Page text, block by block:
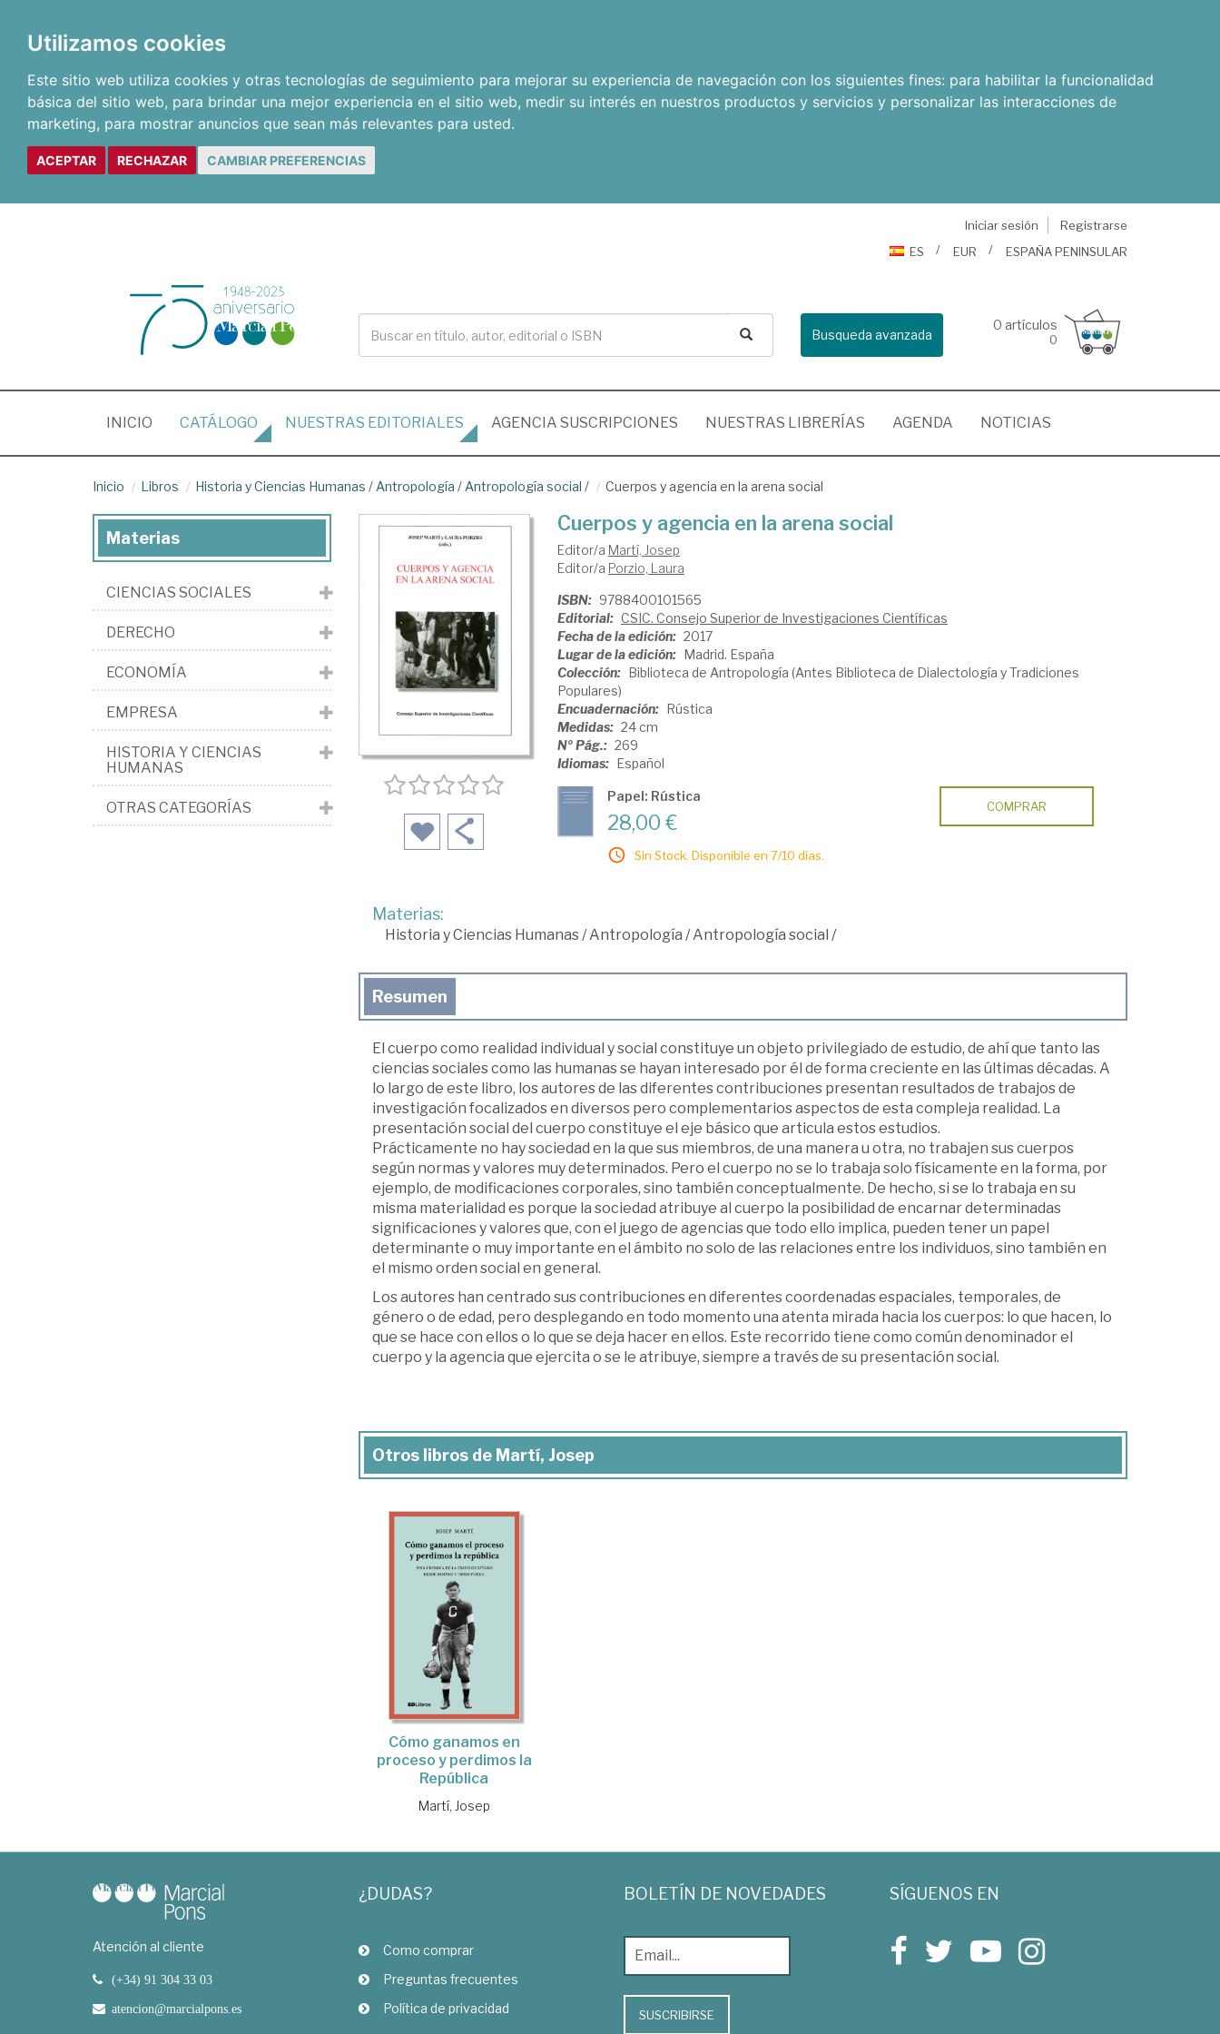
Utilizamos cookies
Este sitio web utiliza cookies y otras tecnologías de seguimiento para mejorar su experiencia de navegación con los siguientes fines: para habilitar la funcionalidad
básica del sitio web, para brindar una mejor experiencia en el sitio web, medir su interés en nuestros productos y servicios y personalizar las interacciones de
marketing, para mostrar anuncios que sean más relevantes para usted.
ACEPTAR RECHAZAR CAMBIAR PREFERENCIAS
Iniciar sesión
Registrarse
ES
EUR ESPAÑA PENINSULAR
Busqueda avanzada
0 artículos
0
INICIO (CURRENT)
CATÁLOGO NUESTRAS EDITORIALES AGENCIA SUSCRIPCIONES NUESTRAS LIBRERÍAS AGENDA NOTICIAS
Inicio Libros Historia y Ciencias Humanas / Antropología / Antropología social / Cuerpos y agencia en la arena social
Cuerpos y agencia en la arena social
Editor/a Martí, Josep
Editor/a Porzio, Laura
ISBN: 9788400101565
Editorial: CSIC. Consejo Superior de Investigaciones Científicas
Fecha de la edición: 2017
Lugar de la edición: Madrid. España
Colección: Biblioteca de Antropología (Antes Biblioteca de Dialectología y Tradiciones
Populares)
Encuadernación: Rústica
Medidas: 24 cm
Nº Pág.: 269
Idiomas: Español
Papel: Rústica
28,00 €
Sin Stock. Disponible en 7/10 días.
COMPRAR
Materias:
Historia y Ciencias Humanas/Antropología /Antropología social /
Resumen
El cuerpo como realidad individual y social constituye un objeto privilegiado de estudio, de ahí que tanto las
ciencias sociales como las humanas se hayan interesado por él de forma creciente en las últimas décadas. A
lo largo de este libro, los autores de las diferentes contribuciones presentan resultados de trabajos de
investigación focalizados en diversos pero complementarios aspectos de esta compleja realidad. La
presentación social del cuerpo constituye el eje básico que articula estos estudios.
Prácticamente no hay sociedad en la que sus miembros, de una manera u otra, no trabajen sus cuerpos
según normas y valores muy determinados. Pero el cuerpo no se lo trabaja solo físicamente en la forma, por
ejemplo, de modificaciones corporales, sino también conceptualmente. De hecho, si se lo trabaja en su
misma materialidad es porque la sociedad atribuye al cuerpo la posibilidad de encarnar determinadas
significaciones y valores que, con el juego de agencias que todo ello implica, pueden tener un papel
determinante o muy importante en el ámbito no solo de las relaciones entre los individuos, sino también en
el mismo orden social en general.
Los autores han centrado sus contribuciones en diferentes coordenadas espaciales, temporales, de
género o de edad, pero desplegando en todo momento una atenta mirada hacia los cuerpos: lo que hacen, lo
que se hace con ellos o lo que se deja hacer en ellos. Este recorrido tiene como común denominador el
cuerpo y la agencia que ejercita o se le atribuye, siempre a través de su presentación social.
Otros libros de Martí, Josep
Cómo ganamos en
proceso y perdimos la
República
Martí, Josep
Materias
CIENCIAS SOCIALES
DERECHO
ECONOMÍA
EMPRESA
HISTORIA Y CIENCIAS
HUMANAS
OTRAS CATEGORÍAS
Atención al cliente
(+34) 91 304 33 03
atencion@marcialpons.es
¿DUDAS?
Como comprar
Preguntas frecuentes
Política de privacidad
BOLETÍN DE NOVEDADES
SUSCRIBIRSE
SÍGUENOS EN